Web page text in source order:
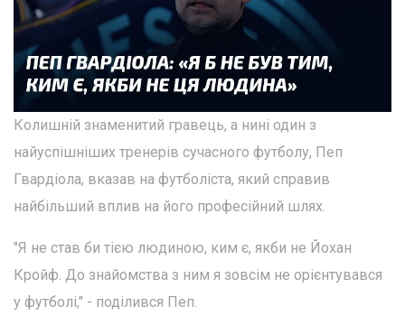
Колишній знаменитий гравець, а нині один з
найуспішніших тренерів сучасного футболу, Пеп
Гвардіола, вказав на футболіста, який справив
найбільший вплив на його професійний шлях.
"Я не став би тією людиною, ким є, якби не Йохан
Кройф. До знайомства з ним я зовсім не орієнтувався
у футболі," - поділився Пеп.